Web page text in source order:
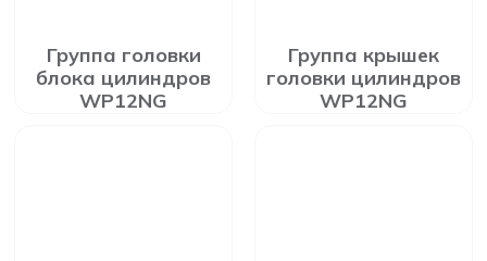
Группа головки
блока цилиндров
WP12NG
Группа крышек
головки цилиндров
WP12NG